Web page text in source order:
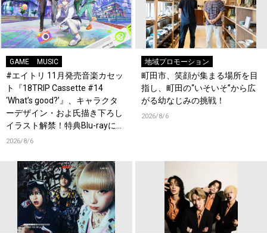
GAME MUSIC
#エイトリ 11月発売音楽カセッ
ト『18TRIP Cassette #14
‘What’s good?’』、キャラクタ
ーデザイン・およ氏描き下ろし
イラスト解禁！特典Blu-rayには
『HAMAツアーズ全体会議』が
2026/8/6
地域プロモーション
町田市、笑顔が集まる場所を目
指し、町田の“いそいそ”から広
がる幼なじみの挑戦！
2026/8/6